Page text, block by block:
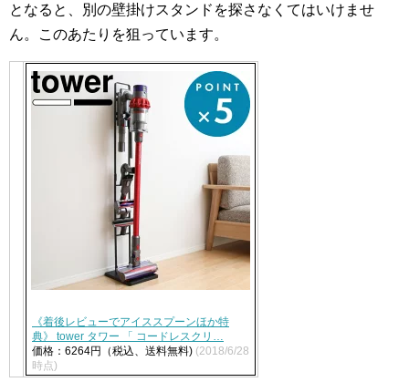
となると、別の壁掛けスタンドを探さなくてはいけませ
ん。このあたりを狙っています。
《着後レビューでアイススプーンほか特
典》 tower タワー 「 コードレスクリ…
価格：6264円（税込、送料無料) (2018/6/28
時点)